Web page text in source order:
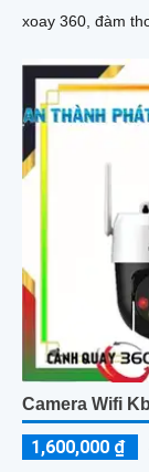
xoay 360, đàm
Camera Wifi
1,600,000 ₫